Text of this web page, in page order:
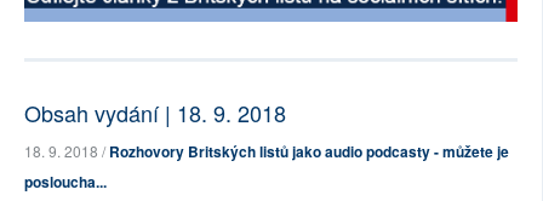
Obsah vydání | 18. 9. 2018
18. 9. 2018 /Rozhovory Britských listů jako audio podcasty - můžete je
posloucha...